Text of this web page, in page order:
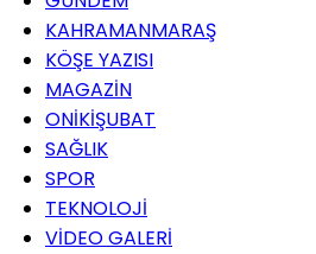
KAHRAMANMARAŞ
KÖŞE YAZISI
MAGAZİN
ONİKİŞUBAT
SAĞLIK
SPOR
TEKNOLOJİ
VİDEO GALERİ